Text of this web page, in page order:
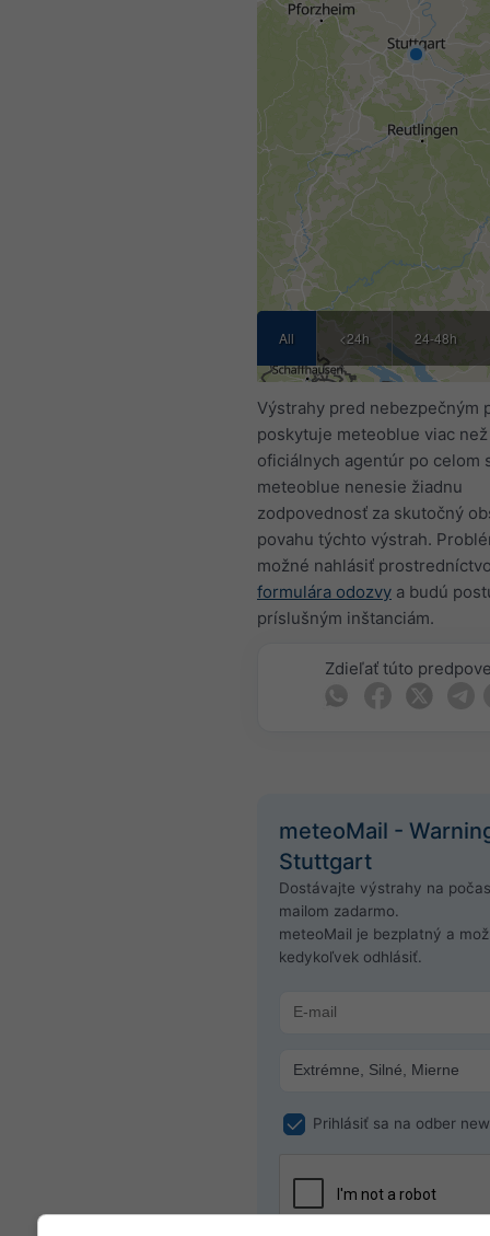
All <24h 24-48h
Výstrahy pred nebezpečným
poskytuje meteoblue viac
oficiálnych agentúr po celom
meteoblue nenesie žiadnu
zodpovednosť za skutočný
povahu týchto výstrah.
možné nahlásiť
formulára odozvy a budú
príslušným inštanciám.
Zdieľať túto
meteoMail -
Stuttgart
Dostávajte výstrahy na
mailom zadarmo.
meteoMail je bezplatný a
kedykoľvek odhlásiť.
Prihlásiť sa na odber